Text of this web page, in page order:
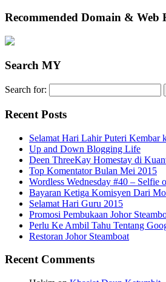
Recommended Domain & Web
Search MY
Search for:
Recent Posts
Selamat Hari Lahir Puteri Kembar
Up and Down Blogging Life
Deen ThreeKay Homestay di
Top Komentator Bulan Mei 2015
Wordless Wednesday #40 – Selfie
Bayaran Ketiga Komisyen Dari
Selamat Hari Guru 2015
Promosi Pembukaan Johor
Perlu Ke Ambil Tahu Tentang
Restoran Johor Steamboat
Recent Comments